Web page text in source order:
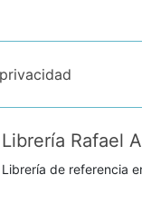
Librería Rafael
Librería de referencia